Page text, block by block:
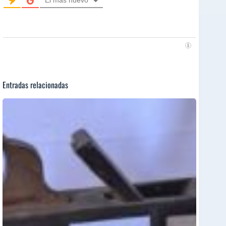
Entradas relacionadas